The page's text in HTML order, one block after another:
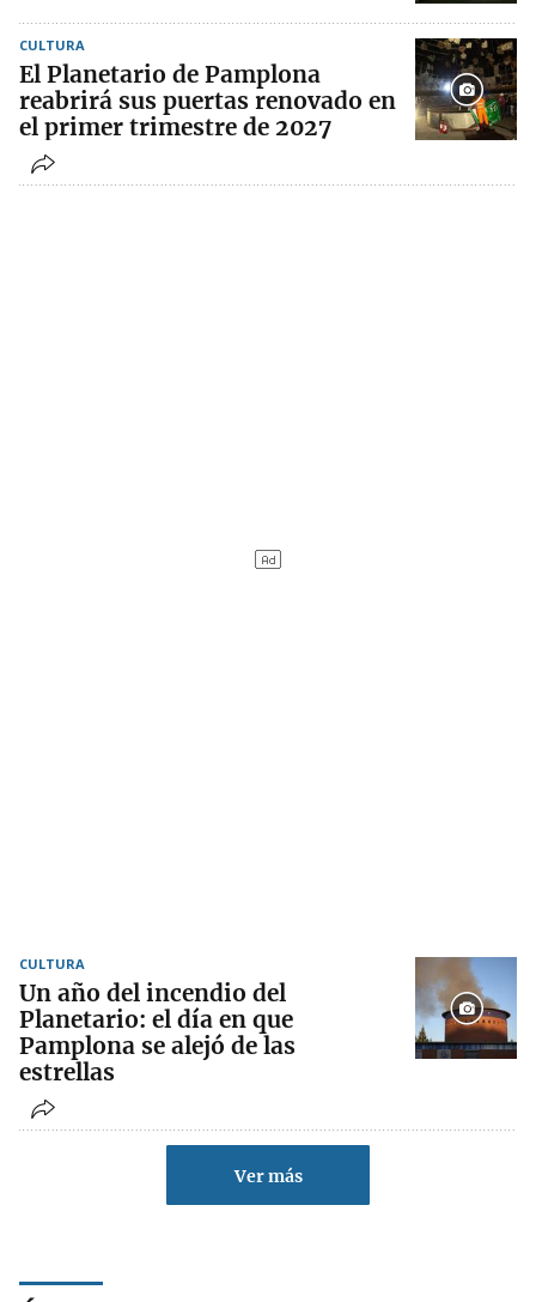
CULTURA
El Planetario de Pamplona
reabrirá sus puertas renovado en
el primer trimestre de 2027
CULTURA
Un año del incendio del
Planetario: el día en que
Pamplona se alejó de las
estrellas
Ver más